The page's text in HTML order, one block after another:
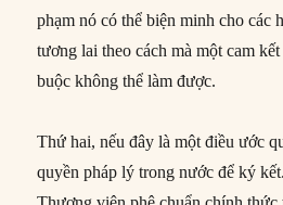
phạm nó có thể biện minh cho các
tương lai theo cách mà một cam
buộc không thể làm được.
Thứ hai, nếu đây là một điều ước
quyền pháp lý trong nước để ký